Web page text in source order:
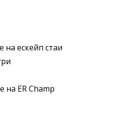
на ескейп стаи
на ER Champ